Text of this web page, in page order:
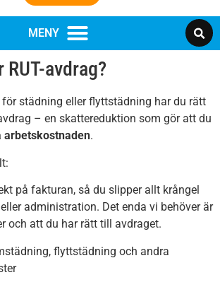
avdrag?
städning eller flyttstädning har du rätt
– en skattereduktion som gör att du
arbetskostnaden.
på fakturan, så du slipper allt krångel
administration. Det enda vi behöver är
och att du har rätt till avdraget.
flyttstädning och andra